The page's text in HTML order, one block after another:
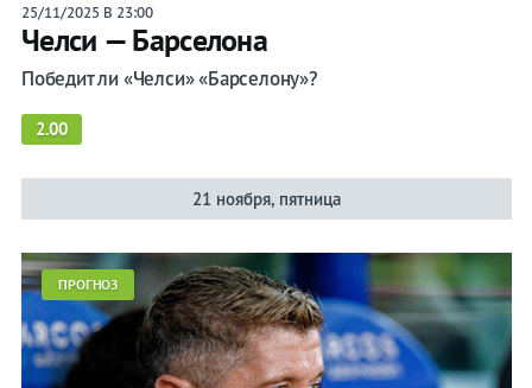
25/11/2025 В 23:00
Челси — Барселона
Победит ли «Челси» «Барселону»?
2.00
21 ноября, пятница
ПРОГНОЗ